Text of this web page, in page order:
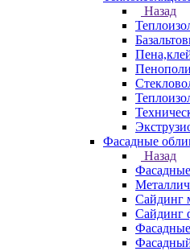
Назад
Фасадные
Назад
Сайдинг
Сайдинг